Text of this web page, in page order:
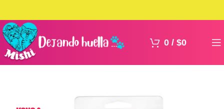
0 / $0